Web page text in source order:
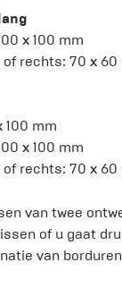
x 100 mm
rechts: 70 x 60
100 mm
x 100 mm
rechts: 70 x 60
van twee
of u gaat
van